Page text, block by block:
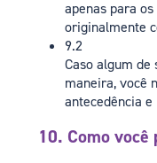
apenas para
originalmente
9.2
Caso algum de
maneira, você
antecedência
10. Como